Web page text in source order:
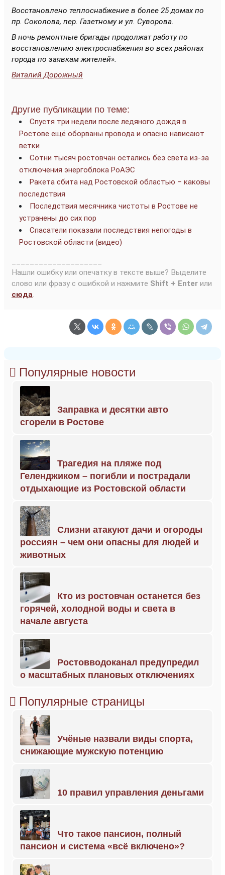
Восстановлено теплоснабжение в более 25 домах по
пр. Соколова, пер. Газетному и ул. Суворова.
В ночь ремонтные бригады продолжат работу по
восстановлению электроснабжения во всех районах
города по заявкам жителей».
Виталий Дорожный
Другие публикации по теме:
Спустя три недели после ледяного дождя в
Ростове ещё оборваны провода и опасно нависают
ветки
Сотни тысяч ростовчан остались без света из-за
отключения энергоблока РоАЭС
Ракета сбита над Ростовской областью – каковы
последствия
Последствия месячника чистоты в Ростове не
устранены до сих пор
Спасатели показали последствия непогоды в
Ростовской области (видео)
Нашли ошибку или опечатку в тексте выше? Выделите
слово или фразу с ошибкой и нажмите Shift + Enter или
сюда.
Популярные новости
Заправка и десятки авто
сгорели в Ростове
Трагедия на пляже под
Геленджиком – погибли и пострадали
отдыхающие из Ростовской области
Слизни атакуют дачи и огороды
россиян – чем они опасны для людей и
животных
Кто из ростовчан останется без
горячей, холодной воды и света в
начале августа
Ростовводоканал предупредил
о масштабных плановых отключениях
Популярные страницы
Учёные назвали виды спорта,
снижающие мужскую потенцию
10 правил управления деньгами
Что такое пансион, полный
пансион и система «всё включено»?